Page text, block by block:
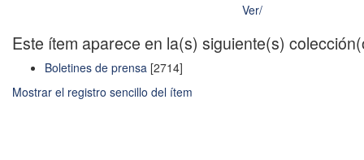
Ver/
Este ítem aparece en la(s) siguiente(s)
Boletines de prensa [2714]
Mostrar el registro sencillo del ítem